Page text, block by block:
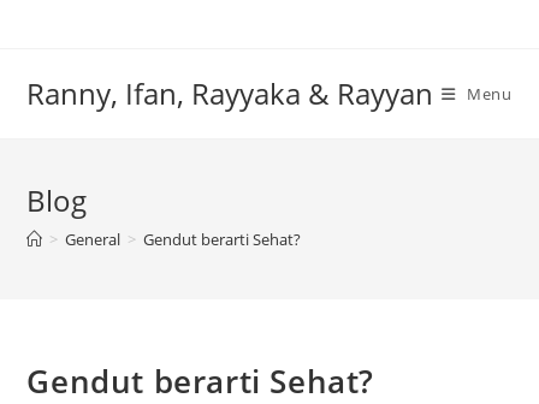
Ranny, Ifan, Rayyaka & Rayyan Menu
Blog
> General > Gendut berarti Sehat?
Gendut berarti Sehat?